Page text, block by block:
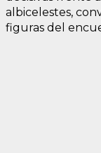
albicelestes,
figuras del